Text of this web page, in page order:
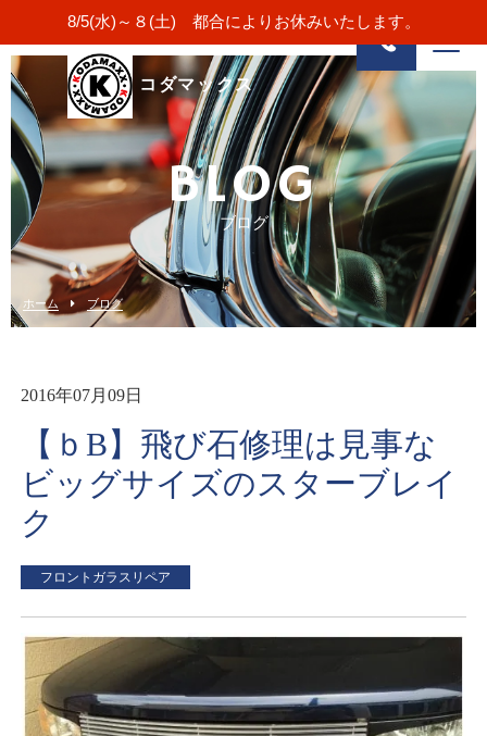
8/5(水)～８(土) 都合によりお休みいたします。
コダマックス
BLOG
ブログ
ホーム ブログ
2016年07月09日
【ｂB】飛び石修理は見事な
ビッグサイズのスターブレイ
ク
フロントガラスリペア